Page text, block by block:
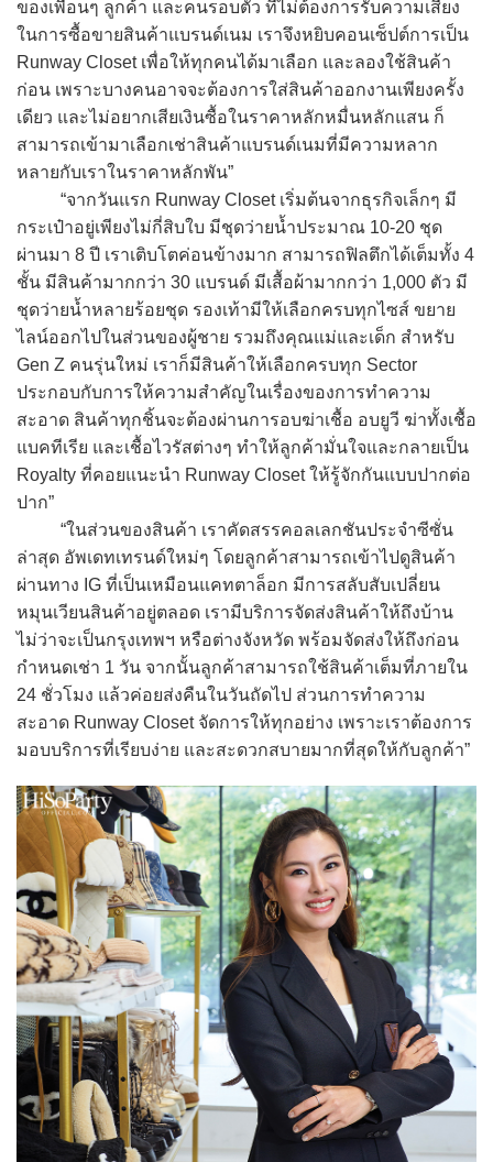
ของเพื่อนๆ ลูกค้า และคนรอบตัว ที่ไม่ต้องการรับความเสี่ยง
ในการซื้อขายสินค้าแบรนด์เนม เราจึงหยิบคอนเซ็ปต์การเป็น
Runway Closet เพื่อให้ทุกคนได้มาเลือก และลองใช้สินค้า
ก่อน เพราะบางคนอาจจะต้องการใส่สินค้าออกงานเพียงครั้ง
เดียว และไม่อยากเสียเงินซื้อในราคาหลักหมื่นหลักแสน ก็
สามารถเข้ามาเลือกเช่าสินค้าแบรนด์เนมที่มีความหลาก
หลายกับเราในราคาหลักพัน”
“จากวันแรก Runway Closet เริ่มต้นจากธุรกิจเล็กๆ มี
กระเป๋าอยู่เพียงไม่กี่สิบใบ มีชุดว่ายน้ำประมาณ 10-20 ชุด
ผ่านมา 8 ปี เราเติบโตค่อนข้างมาก สามารถฟิลตึกได้เต็มทั้ง 4
ชั้น มีสินค้ามากกว่า 30 แบรนด์ มีเสื้อผ้ามากกว่า 1,000 ตัว มี
ชุดว่ายน้ำหลายร้อยชุด รองเท้ามีให้เลือกครบทุกไซส์ ขยาย
ไลน์ออกไปในส่วนของผู้ชาย รวมถึงคุณแม่และเด็ก สำหรับ
Gen Z คนรุ่นใหม่ เราก็มีสินค้าให้เลือกครบทุก Sector
ประกอบกับการให้ความสำคัญในเรื่องของการทำความ
สะอาด สินค้าทุกชิ้นจะต้องผ่านการอบฆ่าเชื้อ อบยูวี ฆ่าทั้งเชื้อ
แบคทีเรีย และเชื้อไวรัสต่างๆ ทำให้ลูกค้ามั่นใจและกลายเป็น
Royalty ที่คอยแนะนำ Runway Closet ให้รู้จักกันแบบปากต่อ
ปาก”
“ในส่วนของสินค้า เราคัดสรรคอลเลกชันประจำซีซั่น
ล่าสุด อัพเดทเทรนด์ใหม่ๆ โดยลูกค้าสามารถเข้าไปดูสินค้า
ผ่านทาง IG ที่เป็นเหมือนแคทตาล็อก มีการสลับสับเปลี่ยน
หมุนเวียนสินค้าอยู่ตลอด เรามีบริการจัดส่งสินค้าให้ถึงบ้าน
ไม่ว่าจะเป็นกรุงเทพฯ หรือต่างจังหวัด พร้อมจัดส่งให้ถึงก่อน
กำหนดเช่า 1 วัน จากนั้นลูกค้าสามารถใช้สินค้าเต็มที่ภายใน
24 ชั่วโมง แล้วค่อยส่งคืนในวันถัดไป ส่วนการทำความ
สะอาด Runway Closet จัดการให้ทุกอย่าง เพราะเราต้องการ
มอบบริการที่เรียบง่าย และสะดวกสบายมากที่สุดให้กับลูกค้า”